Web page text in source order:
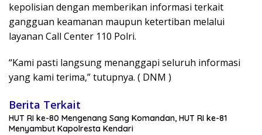
kepolisian dengan memberikan informasi terkait
gangguan keamanan maupun ketertiban melalui
layanan Call Center 110 Polri.
“Kami pasti langsung menanggapi seluruh informasi
yang kami terima,” tutupnya. ( DNM )
Berita Terkait
HUT RI ke-80 Mengenang Sang Komandan, HUT RI ke-81
Menyambut Kapolresta Kendari